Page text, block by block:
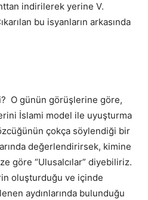
indirilerek yerine V.
bu isyanların arkasında
O günün görüşlerine göre,
İslami model ile uyuşturma
çokça söylendiği bir
değerlendirirsek, kimine
göre “Ulusalcılar” diyebiliriz.
oluşturduğu ve içinde
aydınlarında bulunduğu